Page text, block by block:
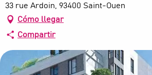
33 rue Ardoin, 93400 Saint-Ouen
Cómo llegar
Compartir